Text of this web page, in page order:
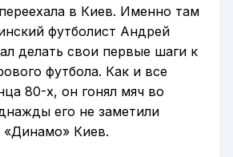
в Киев. Именно там
футболист Андрей
делать свои первые шаги к
футбола. Как и все
80-х, он гонял мяч во
его не заметили
Киев.